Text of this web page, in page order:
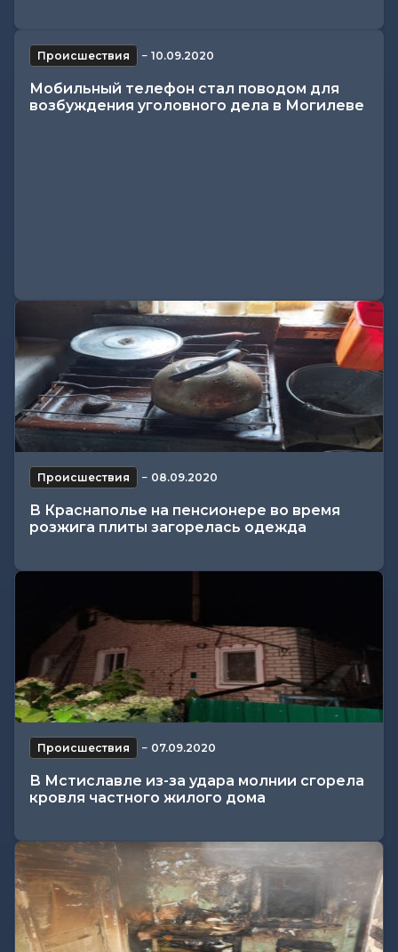
Происшествия − 10.09.2020
Мобильный телефон стал поводом для
возбуждения уголовного дела в Могилеве
Происшествия − 08.09.2020
В Краснаполье на пенсионере во время
розжига плиты загорелась одежда
Происшествия − 07.09.2020
В Мстиславле из-за удара молнии сгорела
кровля частного жилого дома